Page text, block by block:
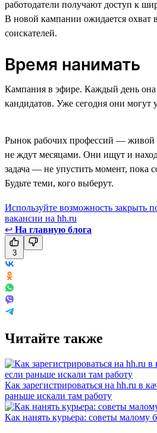
работодатели получают доступ к
В новой кампании ожидается охват
соискателей.
Время нанимать
Кампания в эфире. Каждый день
кандидатов. Уже сегодня они могут
Рынок рабочих профессий —
не ждут месяцами. Они ищут и
задача — не упустить момент, пока
Будьте теми, кого выберут.
Используйте возможность закрыть
вакансии на hh.ru
↩ На главную блога
3
Читайте также
Как зарегистрироваться на hh.ru в
раньше искали там работу
Как нанять курьера: советы малому